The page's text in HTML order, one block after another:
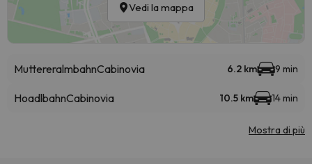
Vedi la mappa
MuttereralmbahnCabinovia 6.2 km 9 min
HoadlbahnCabinovia 10.5 km 14 min
Mostra di più